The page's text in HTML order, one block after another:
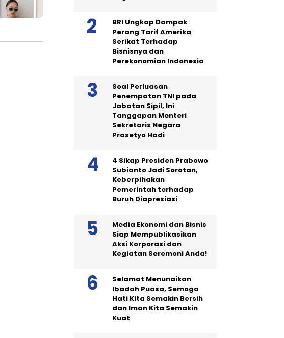
BRI Ungkap Dampak
Perang Tarif Amerika
Serikat Terhadap
Bisnisnya dan
Perekonomian Indonesia
Soal Perluasan
Penempatan TNI pada
Jabatan Sipil, Ini
Tanggapan Menteri
Sekretaris Negara
Prasetyo Hadi
4 Sikap Presiden Prabowo
Subianto Jadi Sorotan,
Keberpihakan
Pemerintah terhadap
Buruh Diapresiasi
Media Ekonomi dan Bisnis
Siap Mempublikasikan
Aksi Korporasi dan
Kegiatan Seremoni Anda!
Selamat Menunaikan
Ibadah Puasa, Semoga
Hati Kita Semakin Bersih
dan Iman Kita Semakin
Kuat